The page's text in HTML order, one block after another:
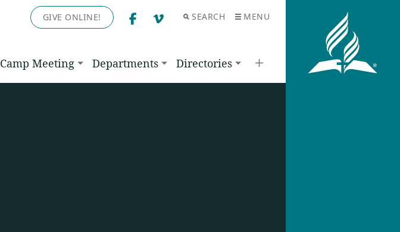
GIVE ONLINE! SEARCH MENU
Camp Meeting Departments Directories